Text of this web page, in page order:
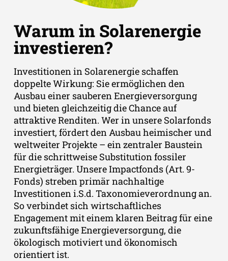
Warum in Solarenergie
investieren?
Investitionen in Solarenergie schaffen
doppelte Wirkung: Sie ermöglichen den
Ausbau einer sauberen Energieversorgung
und bieten gleichzeitig die Chance auf
attraktive Renditen. Wer in unsere Solarfonds
investiert, fördert den Ausbau heimischer und
weltweiter Projekte – ein zentraler Baustein
für die schrittweise Substitution fossiler
Energieträger. Unsere Impactfonds (Art. 9-
Fonds) streben primär nachhaltige
Investitionen i.S.d. Taxonomieverordnung an.
So verbindet sich wirtschaftliches
Engagement mit einem klaren Beitrag für eine
zukunftsfähige Energieversorgung, die
ökologisch motiviert und ökonomisch
orientiert ist.